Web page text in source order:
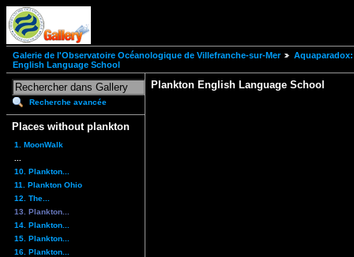
Galerie de l'Observatoire Océanologique de Villefranche-sur-Mer
English Language School
Recherche avancée
Places without plankton
1. MoonWalk
10. Plankton...
11. Plankton Ohio
12. The...
13. Plankton...
14. Plankton...
15. Plankton...
16. Plankton...
Plankton English Language School